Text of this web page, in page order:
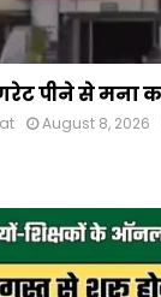
पीने से मना
August 8, 2026